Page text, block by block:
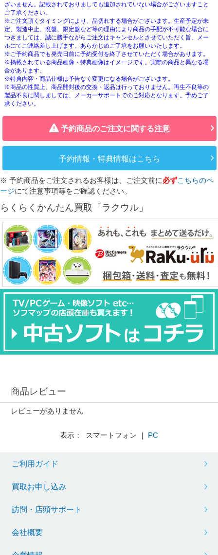
ざいません。記載されておりましても追加されていない場合がございますこと
ご了承ください。
※ご注文頂くタイミングにより、品切れする場合がございます。生産予定が未
定、製造中止、廃盤、限定盤など等の理由により商品の手配が不可能な場合に
つきましては、誠に勝手ながらご注文はキャンセルとさせていただく旨、メー
ルにてご連絡差し上げます。あらかじめご了承をお願いいたします。
※ご予約商品でも発売日前に予約受付を終了させていただく場合があります。
※掲載されている商品画像・特典画像はイメージです。実際の商品と異なる場
合があります。
※特典内容・商品仕様は予告なく変更になる場合がございます。
※商品の性質上、商品開封後の交換・返品は行っておりません。再生不良等の
製品不良に関しましては、メーカーサポートでのご対応となります。予めご了
承ください。
予約商品のご注文に関する注意
予約情報・特典情報はこちら
※ 予約商品をご注文されるお客様は、ご注文前に必ずこちらのペ
ージにて注意事項等をご確認ください。
らくらくかんたん買取「ラクウル」
商品レビュー
レビューがありません
表示： スマートフォン ｜ PC
ご利用ガイド
買取お申し込み
訪問・店頭サポート
会社概要